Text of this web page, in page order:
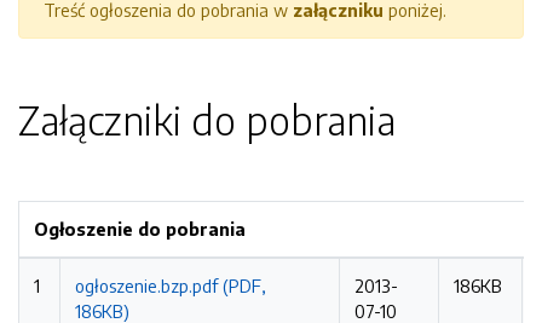
Treść ogłoszenia do pobrania w załączniku poniżej.
Załączniki do pobrania
Ogłoszenie do pobrania
1
ogłoszenie.bzp.pdf (PDF,
186KB)
2013-
07-10
186KB